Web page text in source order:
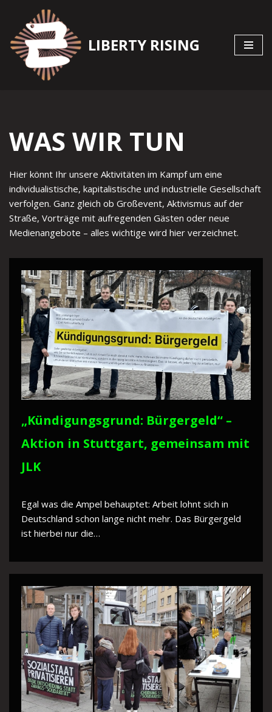
Zum
Inhalt
springen
LIBERTY RISING
WAS WIR TUN
Hier könnt Ihr unsere Aktivitäten im Kampf um eine
individualistische, kapitalistische und industrielle Gesellschaft
verfolgen. Ganz gleich ob Großevent, Aktivismus auf der
Straße, Vorträge mit aufregenden Gästen oder neue
Medienangebote – alles wichtige wird hier verzeichnet.
„Kündigungsgrund: Bürgergeld“ –
Aktion in Stuttgart, gemeinsam mit
JLK
Egal was die Ampel behauptet: Arbeit lohnt sich in
Deutschland schon lange nicht mehr. Das Bürgergeld
ist hierbei nur die…